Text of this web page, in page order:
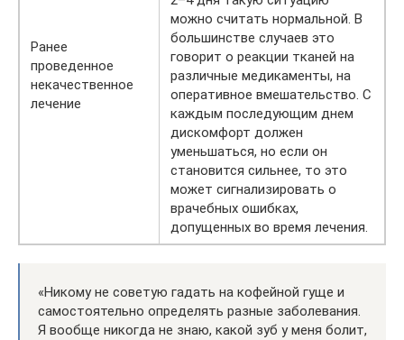
Ранее
проведенное
некачественное
лечение
можно считать нормальной. В
большинстве случаев это
говорит о реакции тканей на
различные медикаменты, на
оперативное вмешательство. С
каждым последующим днем
дискомфорт должен
уменьшаться, но если он
становится сильнее, то это
может сигнализировать о
врачебных ошибках,
допущенных во время лечения.
«Никому не советую гадать на кофейной гуще и
самостоятельно определять разные заболевания.
Я вообще никогда не знаю, какой зуб у меня болит,